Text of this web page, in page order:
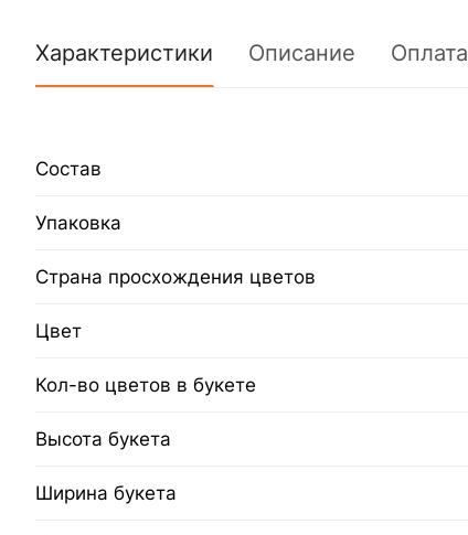
Характеристики Описание Оплата
Состав
Упаковка
Страна просхождения цветов
Цвет
Кол-во цветов в букете
Высота букета
Ширина букета